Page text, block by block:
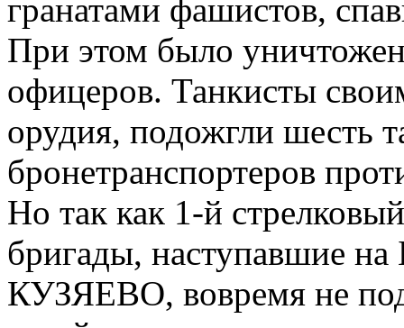
гранатами фашистов,
При этом было
офицеров. Танкисты
орудия, подожгли шесть
бронетранспортеров
Но так как 1-й
бригады, наступавшие
КУЗЯЕВО, вовремя не